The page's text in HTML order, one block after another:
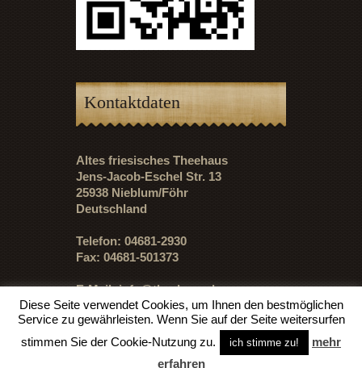
Kontaktdaten
Altes friesisches Theehaus
Jens-Jacob-Eschel Str. 13
25938 Nieblum/Föhr
Deutschland
Telefon: 04681-2930
Fax: 04681-501373
E-Mail:info@theehaus.de
Copyright ©1997-2018
Diese Seite verwendet Cookies, um Ihnen den bestmöglichen
Service zu gewährleisten. Wenn Sie auf der Seite weitersurfen
stimmen Sie der Cookie-Nutzung zu.
ich stimme zu!
mehr
erfahren